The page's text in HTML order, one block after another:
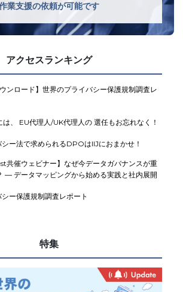
業支援の依頼が可能です
アクセスランキング
ンロード】世界のプライバシー保護規制調査レ
、 EU代理人/UK代理人の 選任もお忘れなく！
ー法で求められるDPOはIIJにおまかせ！
共催ウェビナー】なぜ今データガバナンスが重
― データマッピングから始める実践と社内展開
ー保護規制調査レポート
特集